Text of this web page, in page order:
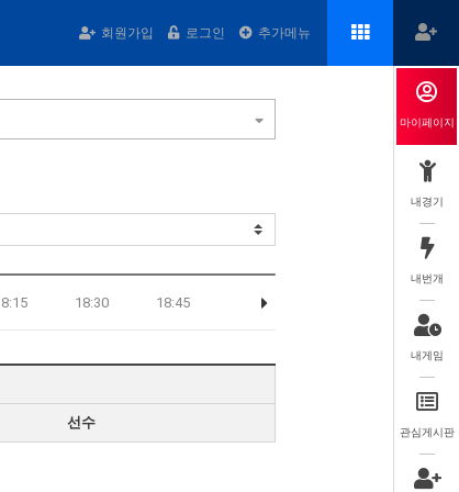
회원가입 로그인 추가메뉴
18:30 18:45
선수
마이페이지
내경기
내번개
내게임
관심게시판